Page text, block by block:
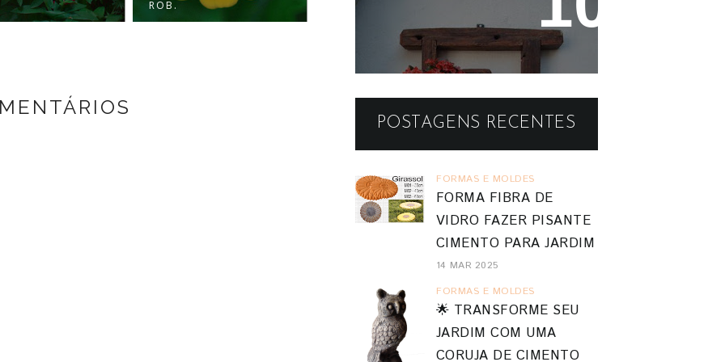
ROB.
OU INIMIGA DO J...
Reaproveitando a Madeira -
Painéis e Vasos de Parede
POSTAGENS RECENTES
FORMAS E MOLDES
FORMA FIBRA DE
VIDRO FAZER PISANTE
CIMENTO PARA JARDIM
14 MAR 2025
FORMAS E MOLDES
🌟 TRANSFORME SEU
JARDIM COM UMA
CORUJA DE CIMENTO